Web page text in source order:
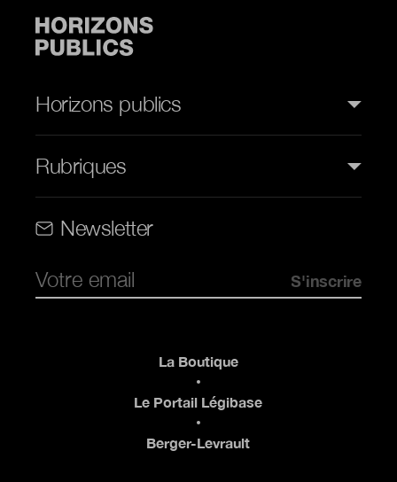
Horizons publics
Rubriques
Newsletter
La Boutique
Le Portail Légibase
Berger-Levrault